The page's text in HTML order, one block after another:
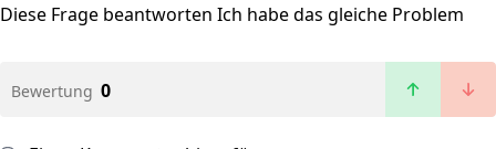
Diese Frage beantworten Ich habe das gleiche Problem
Bewertung 0